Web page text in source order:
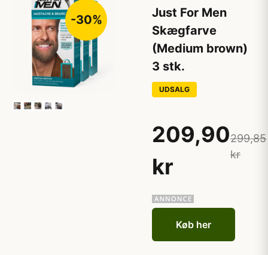
-30%
Just For Men
Skægfarve
(Medium brown)
3 stk.
UDSALG
209,90
kr
299,85
kr
Køb her